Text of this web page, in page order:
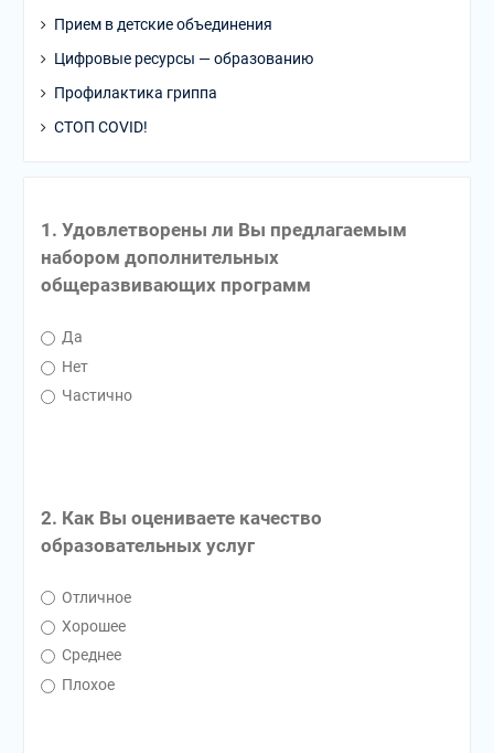
Прием в детские объединения
Цифровые ресурсы — образованию
Профилактика гриппа
СТОП COVID!
1. Удовлетворены ли Вы предлагаемым
набором дополнительных
общеразвивающих программ
Да
Нет
Частично
2. Как Вы оцениваете качество
образовательных услуг
Отличное
Хорошее
Среднее
Плохое